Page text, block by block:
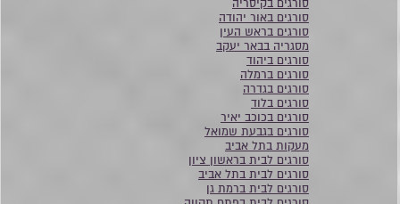
סורגים בקיסריה
סורגים באור יהודה
סורגים בראש העין
מסגריה בבאר יעקב
סורגים ביהוד
סורגים ברמלה
סורגים בגדרה
סורגים בלוד
סורגים בכוכב יאיר
סורגים בגבעת שמואל
מעקות בתל אביב
סורגים לבית בראשון ציון
סורגים לבית בתל אביב
סורגים לבית ברמת גן